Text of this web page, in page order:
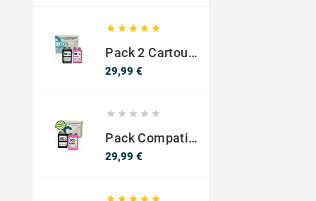
    
Pack 2 Cartouches Compatible Avec HP 301 XL Noir Et Couleur
29,99 €
    
Pack Compatible Avec HP 302 XL Noir Et Couleur - SANS NIVEAU ENCRE
29,99 €